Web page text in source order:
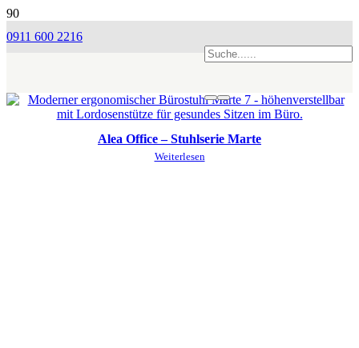
0911 600 2216
Alea Office – Stuhlserie Marte
Weiterlesen